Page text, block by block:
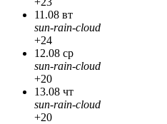
11.08 вт
sun-rain-cloud
+24
12.08 ср
sun-rain-cloud
+20
13.08 чт
sun-rain-cloud
+20